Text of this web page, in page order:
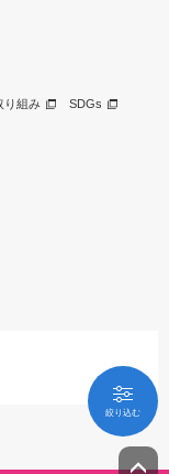
絞り込む
り組み SDGs